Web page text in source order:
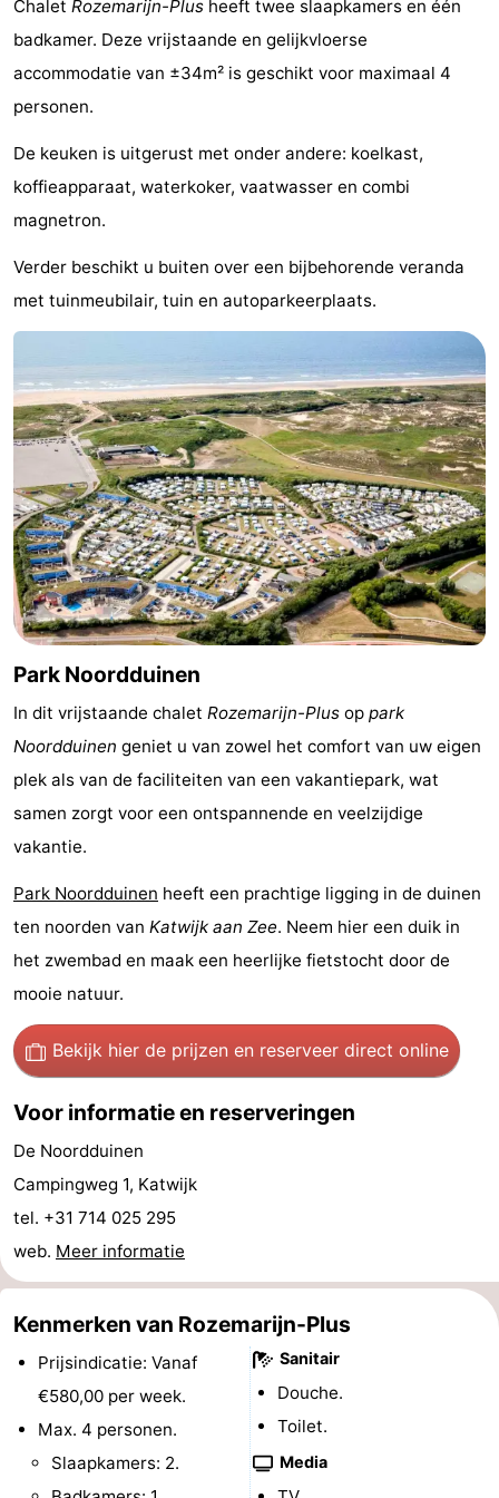
De
Spar
-
Noordduinen
Duinresort
Dunimar
-
Noordwijkse
Duinen
-
Parc
du
Soleil
Last
minutes
Strand
Zien
&
doen
Bezienswaardigheden
Musea
-
Monumenten
-
Uitkijkpunten
Attracties
-
Rondvaarten
Speeltuinen
-
Binnenspeeltuinen
centra
Dorpen
Steden
Sporten
Fietsen
-
Wandelen
-
Paardrijden
-
Golfbanen
-
en
Evenementen
Chalet Rozemarijn-Plus heeft twee slaapkamers en één
badkamer. Deze vrijstaande en gelijkvloerse
accommodatie van ±34m² is geschikt voor maximaal 4
personen.
De keuken is uitgerust met onder andere: koelkast,
koffieapparaat, waterkoker, vaatwasser en combi
magnetron.
Verder beschikt u buiten over een bijbehorende veranda
met tuinmeubilair, tuin en autoparkeerplaats.
Park Noordduinen
In dit vrijstaande chalet Rozemarijn-Plus op park
Noordduinen geniet u van zowel het comfort van uw eigen
plek als van de faciliteiten van een vakantiepark, wat
samen zorgt voor een ontspannende en veelzijdige
vakantie.
Park Noordduinen heeft een prachtige ligging in de duinen
ten noorden van Katwijk aan Zee. Neem hier een duik in
het zwembad en maak een heerlijke fietstocht door de
mooie natuur.
Bekijk hier de prijzen en reserveer direct online
Voor informatie en reserveringen
De Noordduinen
Campingweg 1, Katwijk
tel. +31 714 025 295
web. Meer informatie
Kenmerken van Rozemarijn-Plus
Prijsindicatie: Vanaf
€580,00 per week.
Max. 4 personen.
Slaapkamers: 2.
Sanitair
Douche.
Toilet.
Media